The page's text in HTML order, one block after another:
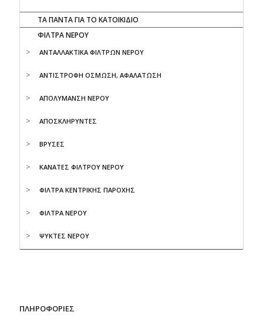
ΤΑ ΠΑΝΤΑ ΓΙΑ ΤΟ ΚΑΤΟΙΚΙΔΙΟ
ΦΙΛΤΡΑ ΝΕΡΟΥ
ΑΝΤΑΛΛΑΚΤΙΚΑ ΦΙΛΤΡΩΝ ΝΕΡΟΥ
ΑΝΤΙΣΤΡΟΦΗ ΟΣΜΩΣΗ, ΑΦΑΛΑΤΩΣΗ
ΑΠΟΛΥΜΑΝΣΗ ΝΕΡΟΥ
ΑΠΟΣΚΛΗΡΥΝΤΕΣ
ΒΡΥΣΕΣ
ΚΑΝΑΤΕΣ ΦΙΛΤΡΟΥ ΝΕΡΟΥ
ΦΙΛΤΡΑ ΚΕΝΤΡΙΚΗΣ ΠΑΡΟΧΗΣ
ΦΙΛΤΡΑ ΝΕΡΟΥ
ΨΥΚΤΕΣ ΝΕΡΟΥ
ΠΛΗΡΟΦΟΡΙΕΣ